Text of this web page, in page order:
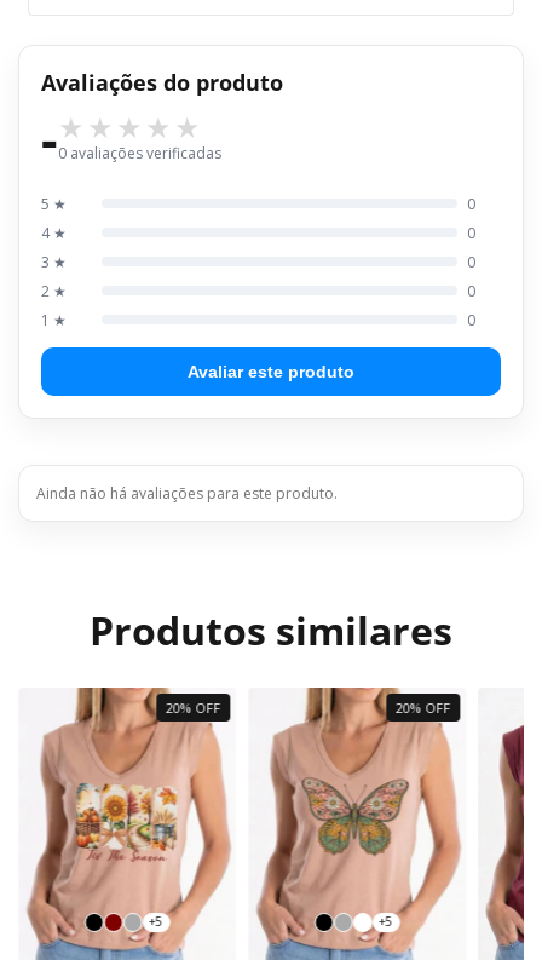
Avaliações do produto
-0 avaliações verificadas
5 ★
0
4 ★
0
3 ★
0
2 ★
0
1 ★
0
Avaliar este produto
Ainda não há avaliações para este produto.
Produtos similares
20% OFF
+5
20% OFF
+5